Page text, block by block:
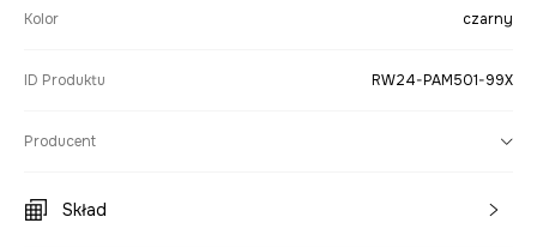
Kolor czarny
ID Produktu RW24-PAM501-99X
Producent
Skład